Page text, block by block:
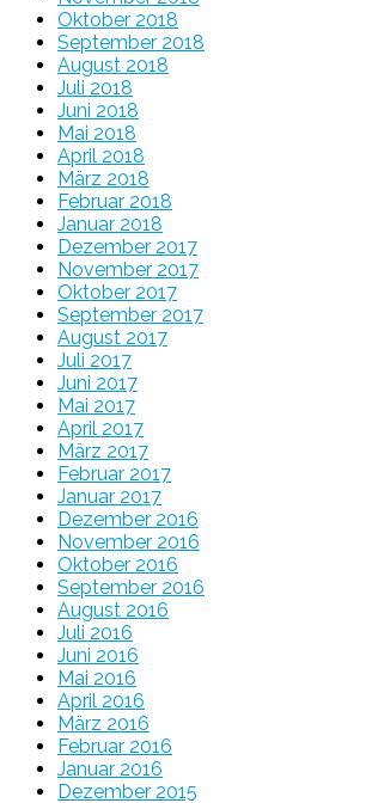
Oktober 2018
September 2018
August 2018
Juli 2018
Juni 2018
Mai 2018
April 2018
März 2018
Februar 2018
Januar 2018
Dezember 2017
November 2017
Oktober 2017
September 2017
August 2017
Juli 2017
Juni 2017
Mai 2017
April 2017
März 2017
Februar 2017
Januar 2017
Dezember 2016
November 2016
Oktober 2016
September 2016
August 2016
Juli 2016
Juni 2016
Mai 2016
April 2016
März 2016
Februar 2016
Januar 2016
Dezember 2015